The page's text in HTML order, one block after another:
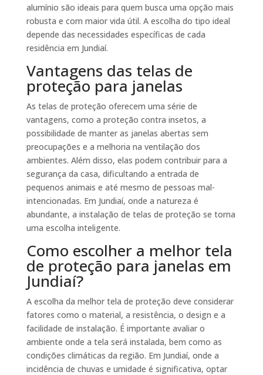
alumínio são ideais para quem busca uma opção mais
robusta e com maior vida útil. A escolha do tipo ideal
depende das necessidades específicas de cada
residência em Jundiaí.
Vantagens das telas de
proteção para janelas
As telas de proteção oferecem uma série de
vantagens, como a proteção contra insetos, a
possibilidade de manter as janelas abertas sem
preocupações e a melhoria na ventilação dos
ambientes. Além disso, elas podem contribuir para a
segurança da casa, dificultando a entrada de
pequenos animais e até mesmo de pessoas mal-
intencionadas. Em Jundiaí, onde a natureza é
abundante, a instalação de telas de proteção se torna
uma escolha inteligente.
Como escolher a melhor tela
de proteção para janelas em
Jundiaí?
A escolha da melhor tela de proteção deve considerar
fatores como o material, a resistência, o design e a
facilidade de instalação. É importante avaliar o
ambiente onde a tela será instalada, bem como as
condições climáticas da região. Em Jundiaí, onde a
incidência de chuvas e umidade é significativa, optar